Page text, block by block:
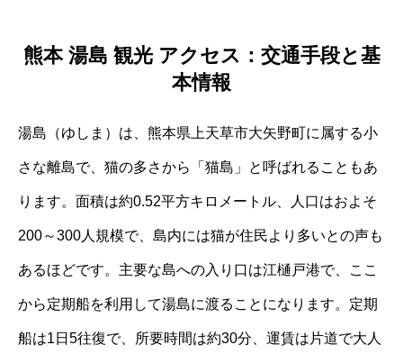
熊本 湯島 観光 アクセス：交通手段と基
本情報
湯島（ゆしま）は、熊本県上天草市大矢野町に属する小
さな離島で、猫の多さから「猫島」と呼ばれることもあ
ります。面積は約0.52平方キロメートル、人口はおよそ
200～300人規模で、島内には猫が住民より多いとの声も
あるほどです。主要な島への入り口は江樋戸港で、ここ
から定期船を利用して湯島に渡ることになります。定期
船は1日5往復で、所要時間は約30分、運賃は片道で大人